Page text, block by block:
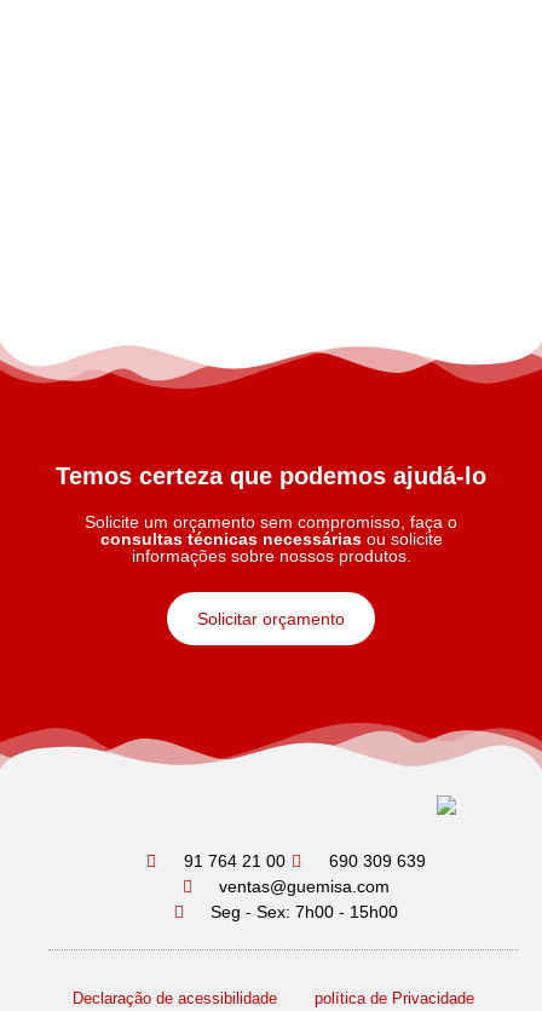
Temos certeza que podemos ajudá-lo
Solicite um orçamento sem compromisso, faça o
consultas técnicas necessáriasou solicite
informações sobre nossos produtos.
Solicitar orçamento
91 764 21 00
690 309 639
ventas@guemisa.com
Seg - Sex: 7h00 - 15h00
Declaração de acessibilidade política de Privacidade